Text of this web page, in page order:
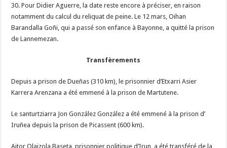
30. Pour Didier Aguerre, la date reste encore à préciser, en raison
notamment du calcul du reliquat de peine. Le 12 mars, Oihan
Barandalla Goñi, qui a passé son enfance à Bayonne, a quitté la prison
de Lannemezan.
Transfèrements
Depuis a prison de Dueñas (310 km), le prisonnier d’Etxarri Asier
Karrera Arenzana a été emmené à la prison de Martutene.
Le santurtziarra Jon González González a été emmené à la prison d’
Iruñea depuis la prison de Picassent (600 km).
Aitor Olaizola Baseta, prisonnier politique d’Irun, a été transféré de la